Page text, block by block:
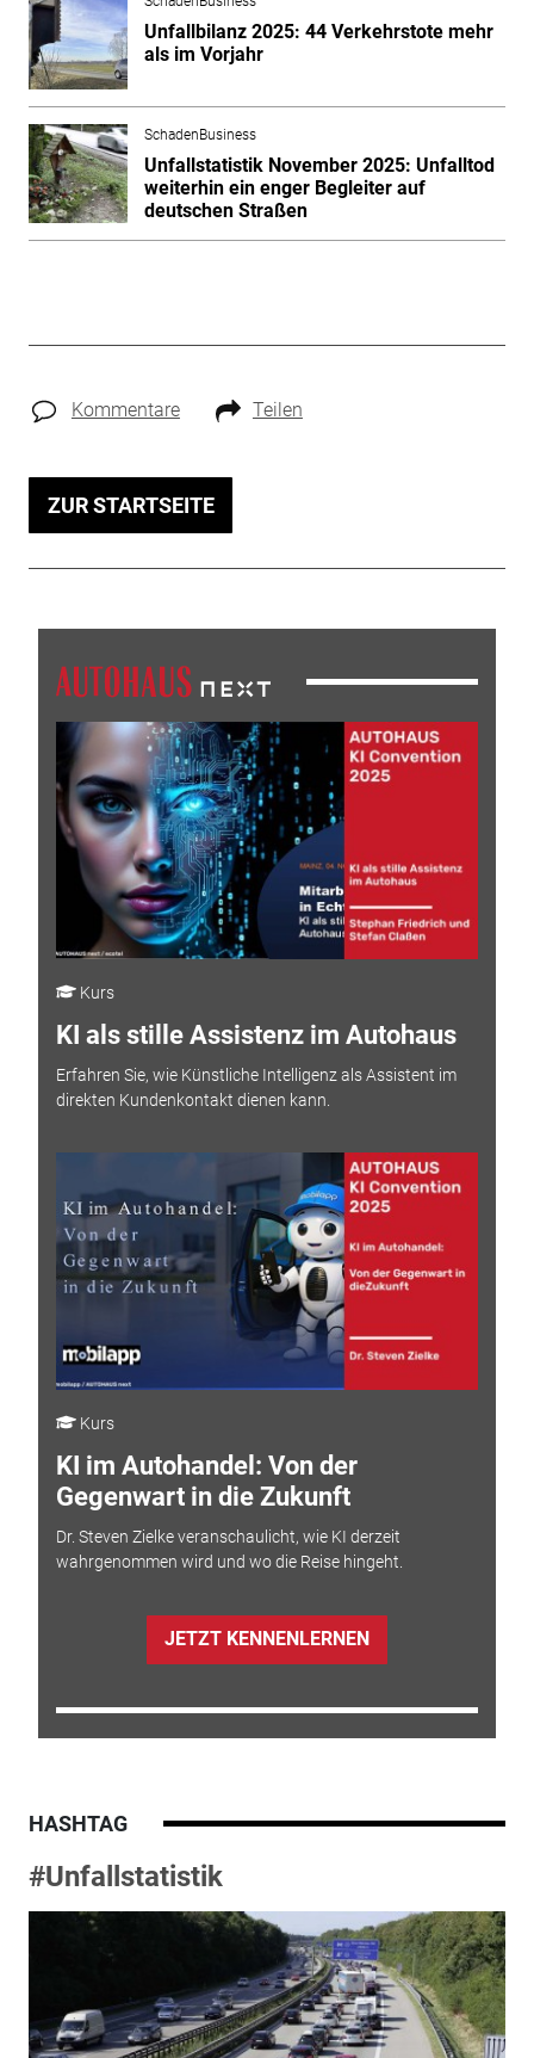
Unfallbilanz 2025: 44 Verkehrstote mehr
als im Vorjahr
SchadenBusiness
Unfallstatistik November 2025: Unfalltod
weiterhin ein enger Begleiter auf
deutschen Straßen
Kommentare Teilen
ZUR STARTSEITE
Kurs
KI als stille Assistenz im Autohaus
Erfahren Sie, wie Künstliche Intelligenz als Assistent im
direkten Kundenkontakt dienen kann.
Kurs
KI im Autohandel: Von der
Gegenwart in die Zukunft
Dr. Steven Zielke veranschaulicht, wie KI derzeit
wahrgenommen wird und wo die Reise hingeht.
JETZT KENNENLERNEN
HASHTAG
#Unfallstatistik